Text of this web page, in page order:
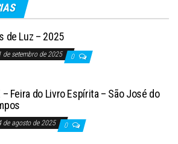
de Luz – 2025
1 de setembro de 2025 0
– Feira do Livro Espírita – São José do
de agosto de 2025 0